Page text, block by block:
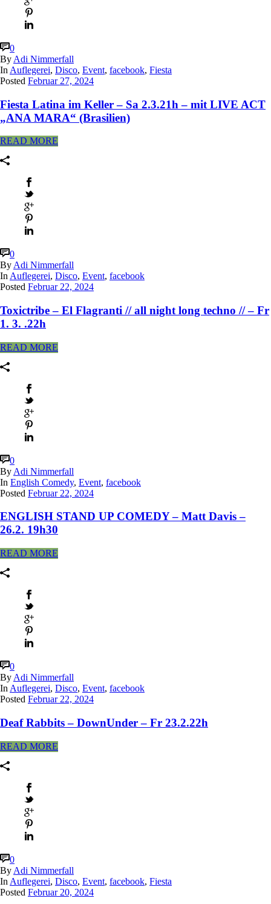
0
By Adi Nimmerfall
In Auflegerei, Disco, Event, facebook, Fiesta
Posted Februar 27, 2024
Fiesta Latina im Keller – Sa 2.3.21h – mit LIVE ACT
„ANA MARA“ (Brasilien)
READ MORE
0
By Adi Nimmerfall
In Auflegerei, Disco, Event, facebook
Posted Februar 22, 2024
Toxictribe – El Flagranti // all night long techno // – Fr
1. 3. .22h
READ MORE
0
By Adi Nimmerfall
In English Comedy, Event, facebook
Posted Februar 22, 2024
ENGLISH STAND UP COMEDY – Matt Davis –
26.2. 19h30
READ MORE
0
By Adi Nimmerfall
In Auflegerei, Disco, Event, facebook
Posted Februar 22, 2024
Deaf Rabbits – DownUnder – Fr 23.2.22h
READ MORE
0
By Adi Nimmerfall
In Auflegerei, Disco, Event, facebook, Fiesta
Posted Februar 20, 2024